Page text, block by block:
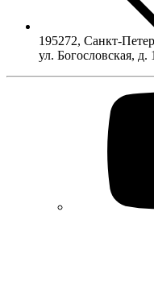
195272, Санкт-
ул. Богословская, д.